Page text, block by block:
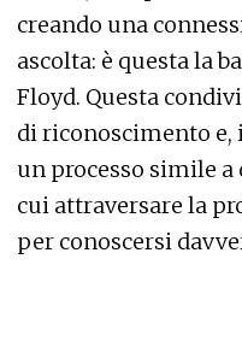
creando una
ascolta: è questa la
Floyd. Questa
di riconoscimento e,
un processo simile
cui attraversare la
per conoscersi